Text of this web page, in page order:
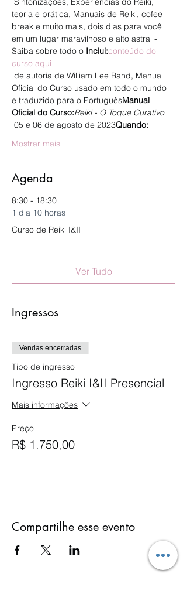
teoria e prática, Manuais de Reiki, cofee
break e muito mais, dois dias para você
em um lugar maravilhoso e alto astral -
Saiba sobre todo o Inclui:conteúdo do
curso aqui
Oficial do Curso usado em todo o mundo
e traduzido para o PortuguêsManual
Oficial do Curso:Reiki - O Toque Curativo
05 e 06 de agosto de 2023Quando:
Mostrar mais
Agenda
8:30 - 18:30
1 dia 10 horas
Curso de Reiki I&II
Ver Tudo
Ingressos
Vendas encerradas
Tipo de ingresso
Ingresso Reiki I&II Presencial
Mais informações
Preço
R$ 1.750,00
Compartilhe esse evento